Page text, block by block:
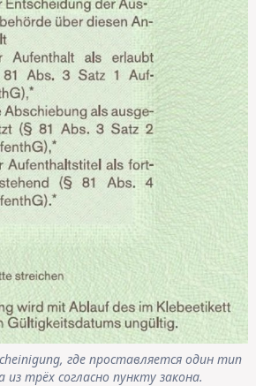
где проставляется один тип
из трёх согласно пункту закона.